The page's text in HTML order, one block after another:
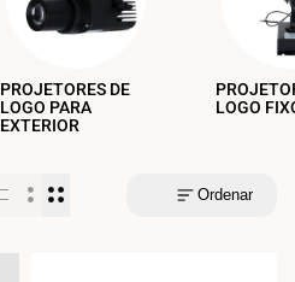
PROJETORES DE
LOGO PARA
EXTERIOR
LOGO
Ordenar